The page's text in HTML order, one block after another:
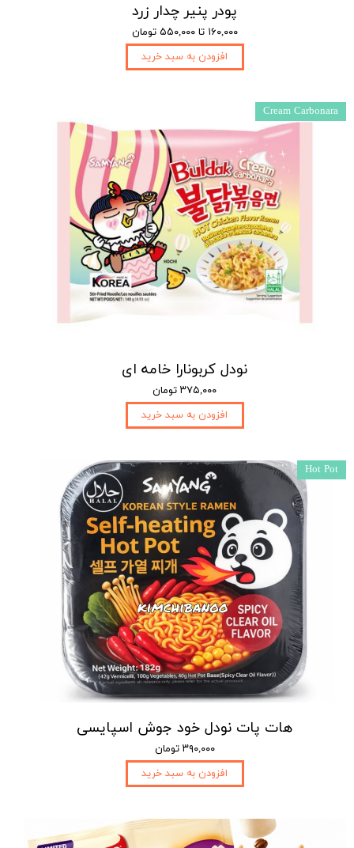
پودر پنیر چدار زرد
۱۶۰,۰۰۰ تا ۵۵۰,۰۰۰ تومان
افزودن به سبد خرید
نودل کربونارا خامه ای
۳۷۵,۰۰۰ تومان
افزودن به سبد خرید
Cream Carbonara
هات پات نودل خود جوش اسپایسی
۳۹۰,۰۰۰ تومان
افزودن به سبد خرید
Hot Pot